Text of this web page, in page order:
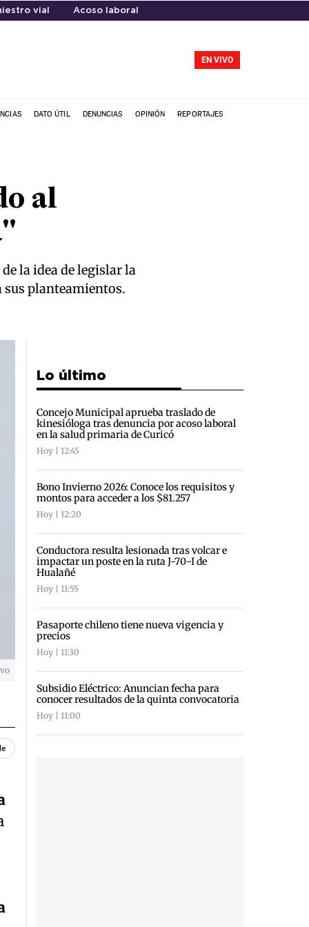
vial Acoso laboral
EN VIVO
DATO ÚTIL DENUNCIAS OPINIÓN REPORTAJES
al
la idea de legislar la
sus planteamientos.
Lo último
Concejo Municipal aprueba traslado de
kinesióloga tras denuncia por acoso laboral
en la salud primaria de Curicó
Hoy | 12:45
Bono Invierno 2026: Conoce los requisitos y
montos para acceder a los $81.257
Hoy | 12:20
Conductora resulta lesionada tras volcar e
impactar un poste en la ruta J-70-I de
Hualañé
Hoy | 11:55
Pasaporte chileno tiene nueva vigencia y
precios
Hoy | 11:30
Subsidio Eléctrico: Anuncian fecha para
conocer resultados de la quinta convocatoria
Hoy | 11:00